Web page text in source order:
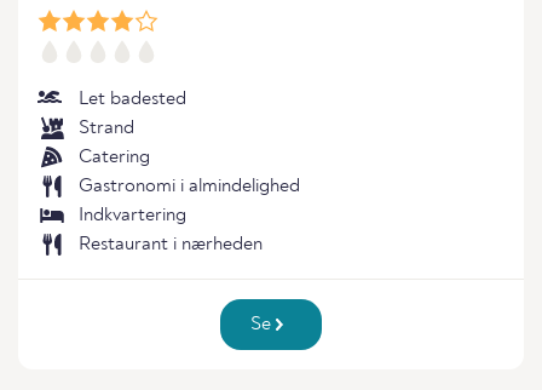
Let badested
Strand
Catering
Gastronomi i almindelighed
Indkvartering
Restaurant i nærheden
Se